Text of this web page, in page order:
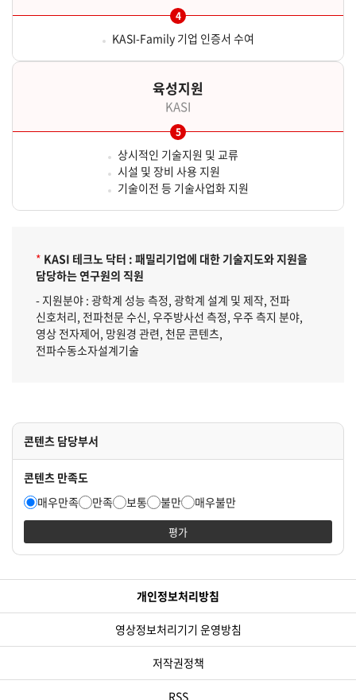
KASI-Family 기업 인증서 수여
육성지원
KASI
상시적인 기술지원 및 교류
시설 및 장비 사용 지원
기술이전 등 기술사업화 지원
* KASI 테크노 닥터 : 패밀리기업에 대한 기술지도와 지원을
담당하는 연구원의 직원
- 지원분야 : 광학계 성능 측정, 광학계 설계 및 제작, 전파
신호처리, 전파천문 수신, 우주방사선 측정, 우주 측지 분야,
영상 전자제어, 망원경 관련, 천문 콘텐츠,
전파수동소자설계기술
콘텐츠 담당부서
콘텐츠 만족도
매우만족
만족 보통 불만 매우불만
평가
개인정보처리방침
영상정보처리기기 운영방침
저작권정책
RSS